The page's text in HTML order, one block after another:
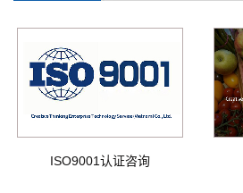
ISO9001认证咨询